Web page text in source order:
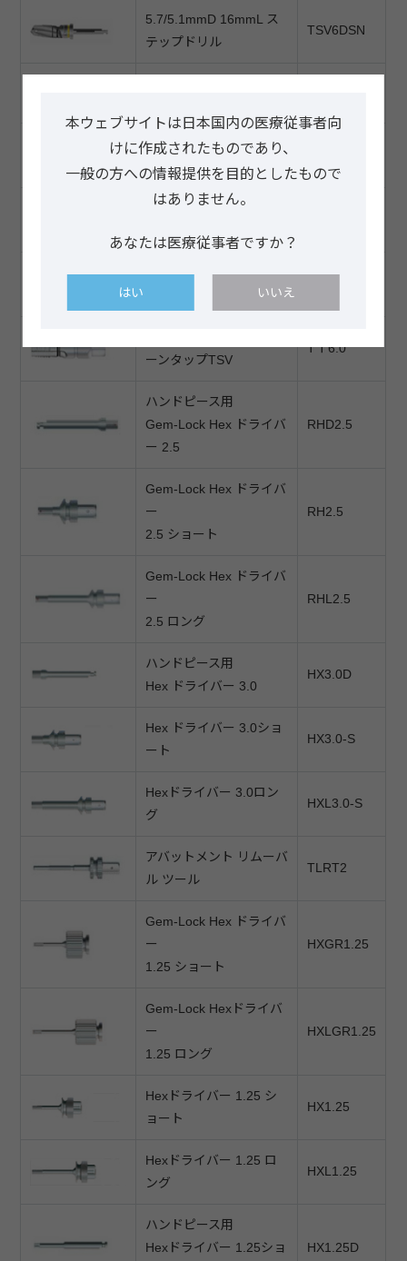
5.7/5.1mmD 16mmL ス
テップドリル
TSV6DSN
3.7mmD コルチカル ボ
ーンタップTSV
4.1mmD コルチカル ボ
4.7mmD コルチカル ボ
ーンタップTSV
TＴ6.0
ハンドピース用
Gem-Lock Hex ドライバ
ー 2.5
RHD2.5
Gem-Lock Hex ドライバ
ー
2.5 ショート
RH2.5
Gem-Lock Hex ドライバ
ー
2.5 ロング
RHL2.5
ハンドピース用
Hex ドライバー 3.0
HX3.0D
Hex ドライバー 3.0ショ
ート
HX3.0-S
Hexドライバー 3.0ロン
グ
HXL3.0-S
アバットメント リムーバ
ル ツール
TLRT2
Gem-Lock Hex ドライバ
ー
1.25 ショート
HXGR1.25
Gem-Lock Hexドライバ
ー
1.25 ロング
HXLGR1.25
Hexドライバー 1.25 シ
ョート
HX1.25
Hexドライバー 1.25 ロ
ング
HXL1.25
ハンドピース用
Hexドライバー 1.25ショ
HX1.25D
本ウェブサイトは日本国内の医療従事者向
けに作成されたものであり、
一般の方への情報提供を目的としたもので
はありません。
あなたは医療従事者ですか？
はい いいえ